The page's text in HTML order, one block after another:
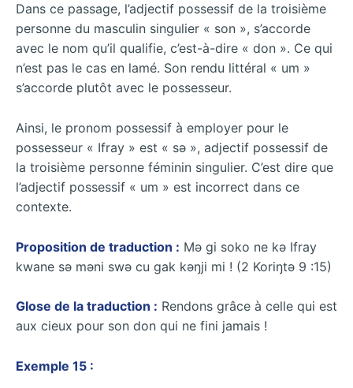
Dans ce passage, l’adjectif possessif de la troisième
personne du masculin singulier « son », s’accorde
avec le nom qu’il qualifie, c’est-à-dire « don ». Ce qui
n’est pas le cas en lamé. Son rendu littéral « um »
s’accorde plutôt avec le possesseur.
Ainsi, le pronom possessif à employer pour le
possesseur « Ifray » est « sǝ », adjectif possessif de
la troisième personne féminin singulier. C’est dire que
l’adjectif possessif « um » est incorrect dans ce
contexte.
Proposition de traduction : Mǝ gi soko ne kǝ Ifray
kwane sǝ mǝni swǝ cu gak kǝŋji mi ! (2 Koriŋtǝ 9 :15)
Glose de la traduction : Rendons grâce à celle qui est
aux cieux pour son don qui ne fini jamais !
Exemple 15 :